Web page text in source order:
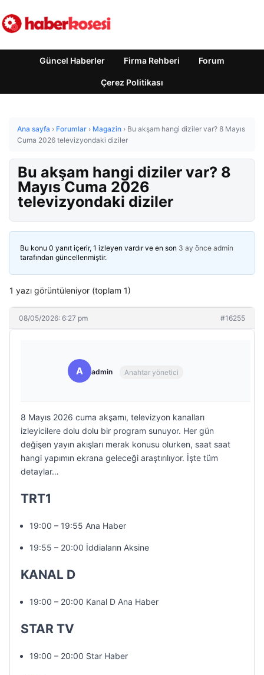
Güncel Haberler Firma Rehberi Forum
Çerez Politikası
Ana sayfa › Forumlar › Magazin › Bu akşam hangi diziler var? 8 Mayıs
Cuma 2026 televizyondaki diziler
Bu akşam hangi diziler var? 8
Mayıs Cuma 2026
televizyondaki diziler
Bu konu 0 yanıt içerir, 1 izleyen vardır ve en son 3 ay önce admin
tarafından güncellenmiştir.
1 yazı görüntüleniyor (toplam 1)
08/05/2026: 6:27 pm #16255
A admin Anahtar yönetici
8 Mayıs 2026 cuma akşamı, televizyon kanalları
izleyicilere dolu dolu bir program sunuyor. Her gün
değişen yayın akışları merak konusu olurken, saat saat
hangi yapımın ekrana geleceği araştırılıyor. İşte tüm
detaylar…
TRT1
19:00 – 19:55 Ana Haber
19:55 – 20:00 İddiaların Aksine
KANAL D
19:00 – 20:00 Kanal D Ana Haber
STAR TV
19:00 – 20:00 Star Haber